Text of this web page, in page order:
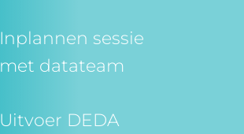
Inplannen sessie
met datateam
Uitvoer DEDA